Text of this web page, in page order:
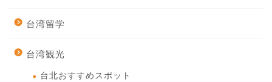
台湾留学
台湾観光
台北おすすめスポット